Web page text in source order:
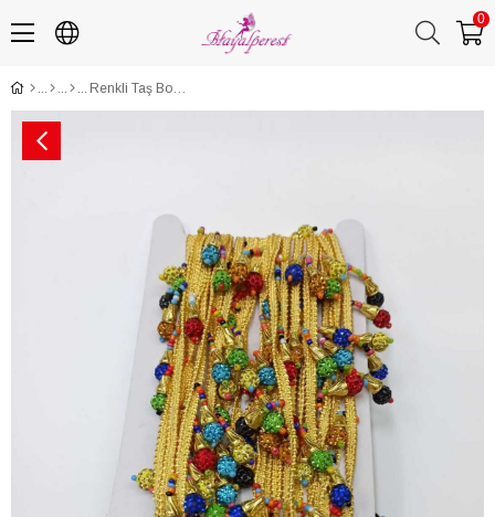
0
Renkli Taş Boncuklu Saçak Şerit